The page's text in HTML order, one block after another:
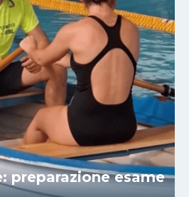
preparazione esame